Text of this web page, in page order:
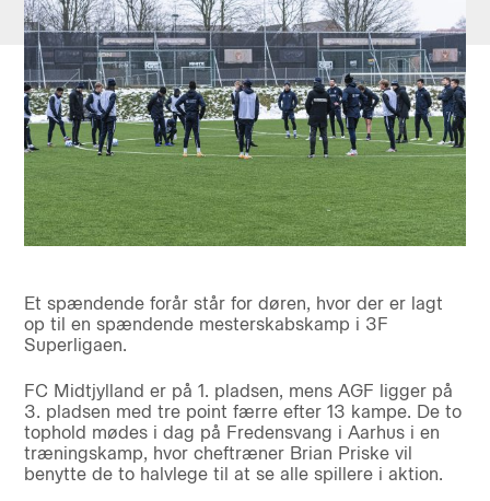
Et spændende forår står for døren, hvor der er lagt
op til en spændende mesterskabskamp i 3F
Superligaen.
FC Midtjylland er på 1. pladsen, mens AGF ligger på
3. pladsen med tre point færre efter 13 kampe. De to
tophold mødes i dag på Fredensvang i Aarhus i en
træningskamp, hvor cheftræner Brian Priske vil
benytte de to halvlege til at se alle spillere i aktion.